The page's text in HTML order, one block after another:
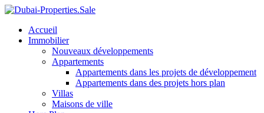
Accueil
Immobilier
Nouveaux développements
Appartements
Appartements dans les projets de développement
Appartements dans des projets hors plan
Villas
Maisons de ville